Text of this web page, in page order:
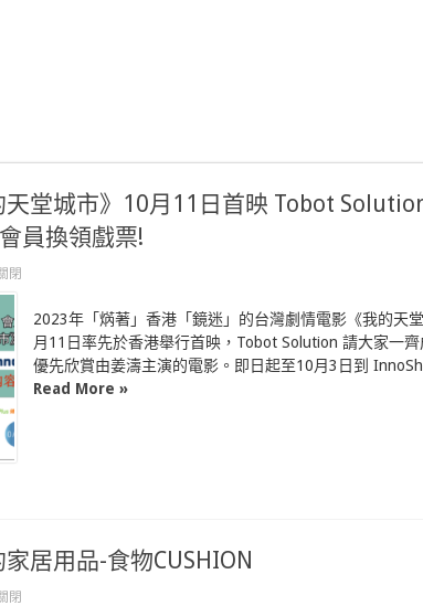
天堂城市》10月11日首映 Tobot
員換領戲票!
閉
2023年「焫著」香港「鏡迷」的台灣劇情電影《我的天
月11日率先於香港舉行首映，Tobot Solution 請大家一齊
優先欣賞由姜濤主演的電影。即日起至10月3日到
Read More »
居用品-食物CUSHION
閉